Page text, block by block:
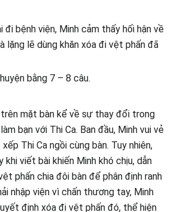
đi bệnh viện, Minh cảm thấy hối hận về
lặng lẽ dùng khăn xóa đi vệt phấn đã
bằng 7 – 8 câu.
mặt bàn kể về sự thay đổi trong
bạn với Thi Ca. Ban đầu, Minh vui vẻ
Thi Ca ngồi cùng bàn. Tuy nhiên,
khi viết bài khiến Minh khó chịu, dẫn
phấn chia đôi bàn để phân định ranh
nhập viện vì chấn thương tay, Minh
định xóa đi vệt phấn đó, thể hiện